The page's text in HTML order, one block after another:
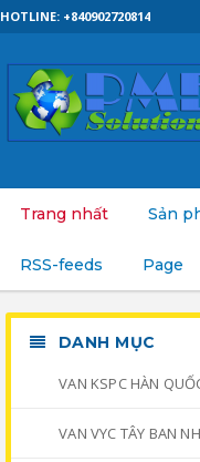
HOTLINE: +840902720814
Trang nhất Sản
RSS-feeds Page
DANH MỤC
VAN KSPC HÀN
VAN VYC TÂY BAN